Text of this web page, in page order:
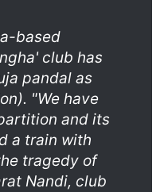
based
club has
pandal as
"We have
and its
a train with
tragedy of
Nandi, club